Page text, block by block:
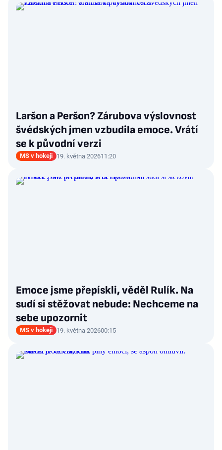
Laršon a Peršon? Zárubova výslovnost
švédských jmen vzbudila emoce. Vrátí
se k původní verzi
MS v hokeji 19. května 202611:20
Emoce jsme přepískli, věděl Rulík. Na
sudí si stěžovat nebude: Nechceme na
sebe upozornit
MS v hokeji 19. května 202600:15